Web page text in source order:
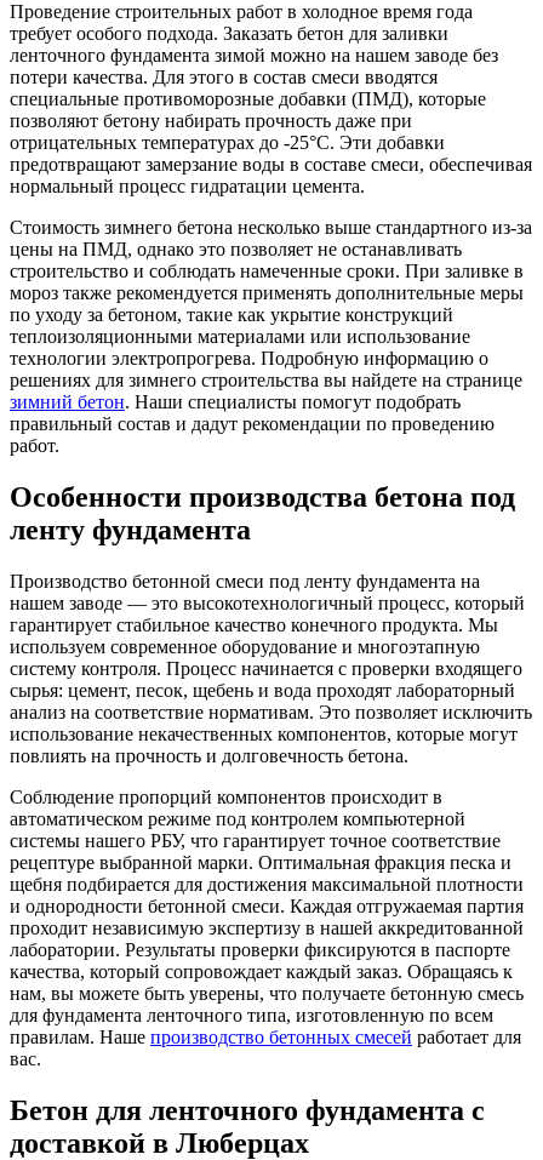
Проведение строительных работ в холодное время года
требует особого подхода. Заказать бетон для заливки
ленточного фундамента зимой можно на нашем заводе без
потери качества. Для этого в состав смеси вводятся
специальные противоморозные добавки (ПМД), которые
позволяют бетону набирать прочность даже при
отрицательных температурах до -25°C. Эти добавки
предотвращают замерзание воды в составе смеси, обеспечивая
нормальный процесс гидратации цемента.
Стоимость зимнего бетона несколько выше стандартного из-за
цены на ПМД, однако это позволяет не останавливать
строительство и соблюдать намеченные сроки. При заливке в
мороз также рекомендуется применять дополнительные меры
по уходу за бетоном, такие как укрытие конструкций
теплоизоляционными материалами или использование
технологии электропрогрева. Подробную информацию о
решениях для зимнего строительства вы найдете на странице
зимний бетон. Наши специалисты помогут подобрать
правильный состав и дадут рекомендации по проведению
работ.
Особенности производства бетона под
ленту фундамента
Производство бетонной смеси под ленту фундамента на
нашем заводе — это высокотехнологичный процесс, который
гарантирует стабильное качество конечного продукта. Мы
используем современное оборудование и многоэтапную
систему контроля. Процесс начинается с проверки входящего
сырья: цемент, песок, щебень и вода проходят лабораторный
анализ на соответствие нормативам. Это позволяет исключить
использование некачественных компонентов, которые могут
повлиять на прочность и долговечность бетона.
Соблюдение пропорций компонентов происходит в
автоматическом режиме под контролем компьютерной
системы нашего РБУ, что гарантирует точное соответствие
рецептуре выбранной марки. Оптимальная фракция песка и
щебня подбирается для достижения максимальной плотности
и однородности бетонной смеси. Каждая отгружаемая партия
проходит независимую экспертизу в нашей аккредитованной
лаборатории. Результаты проверки фиксируются в паспорте
качества, который сопровождает каждый заказ. Обращаясь к
нам, вы можете быть уверены, что получаете бетонную смесь
для фундамента ленточного типа, изготовленную по всем
правилам. Наше производство бетонных смесей работает для
вас.
Бетон для ленточного фундамента с
доставкой в Люберцах